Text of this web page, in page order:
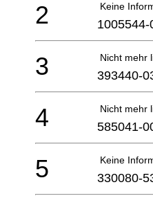
Keine
2 1005544-
Nicht mehr
3 393440-
Nicht mehr
4 585041-
Keine
5 330080-